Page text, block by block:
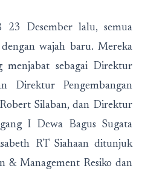
23 Desember lalu, semua
wajah baru. Mereka
sebagai Direktur
Direktur Pengembangan
Silaban, dan Direktur
I Dewa Bagus Sugata
RT Siahaan ditunjuk
& Management Resiko dan